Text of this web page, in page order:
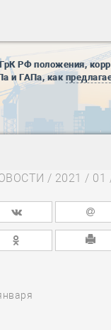
РФ положения,
и ГАПа, как
/ 2021 / 01